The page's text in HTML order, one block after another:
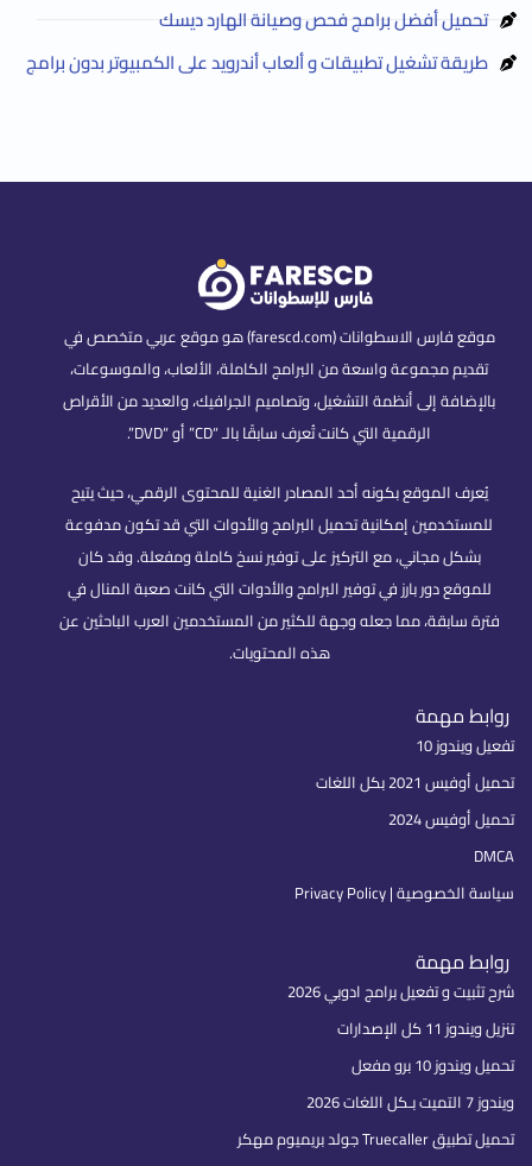
تحميل أفضل برامج فحص وصيانة الهارد ديسك
طريقة تشغيل تطبيقات و ألعاب أندرويد على الكمبيوتر بدون برامج
موقع فارس الاسطوانات (farescd.com) هو موقع عربي متخصص في
تقديم مجموعة واسعة من البرامج الكاملة، الألعاب، والموسوعات،
بالإضافة إلى أنظمة التشغيل، وتصاميم الجرافيك، والعديد من الأقراص
الرقمية التي كانت تُعرف سابقًا بالـ “CD” أو “DVD”.
يُعرف الموقع بكونه أحد المصادر الغنية للمحتوى الرقمي، حيث يتيح
للمستخدمين إمكانية تحميل البرامج والأدوات التي قد تكون مدفوعة
بشكل مجاني، مع التركيز على توفير نسخ كاملة ومفعلة. وقد كان
للموقع دور بارز في توفير البرامج والأدوات التي كانت صعبة المنال في
فترة سابقة، مما جعله وجهة للكثير من المستخدمين العرب الباحثين عن
هذه المحتويات.
روابط مهمة
تفعيل ويندوز 10
تحميل أوفيس 2021 بكل اللغات
تحميل أوفيس 2024
DMCA
سياسة الخصوصية | Privacy Policy
روابط مهمة
شرح تثبيت و تفعيل برامج ادوبي 2026
تنزيل ويندوز 11 كل الإصدارات
تحميل ويندوز 10 برو مفعل
ويندوز 7 التميت بـكل اللغات 2026
تحميل تطبيق Truecaller جولد بريميوم مهكر